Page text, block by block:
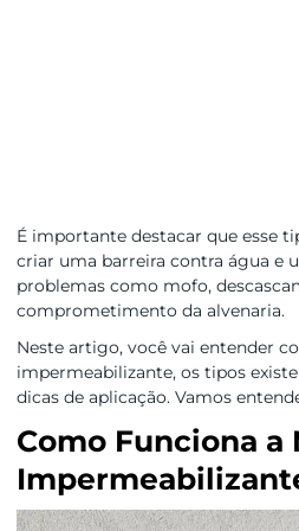
É importante destacar que esse
criar uma barreira contra água e
problemas como mofo,
comprometimento da alvenaria.
Neste artigo, você vai entender
impermeabilizante, os tipos
dicas de aplicação. Vamos
Como Funciona a